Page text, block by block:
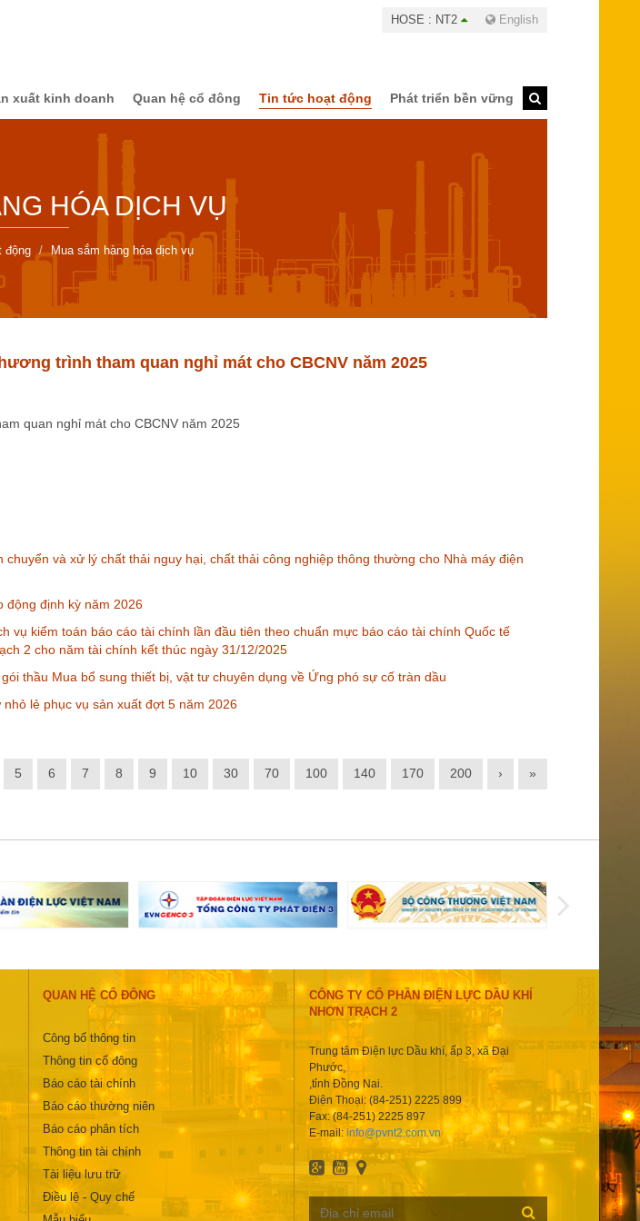
HOSE : NT2 English
xuất kinh doanh Quan hệ cổ đông Tin tức hoạt động Phát triển bền vững
HÓA DỊCH VỤ
động Mua sắm hàng hóa dịch vụ
trình tham quan nghỉ mát cho CBCNV năm 2025
quan nghỉ mát cho CBCNV năm 2025
và xử lý chất thải nguy hại, chất thải công nghiệp thông thường cho Nhà máy điện
động định kỳ năm 2026
vụ kiểm toán báo cáo tài chính lần đầu tiên theo chuẩn mực báo cáo tài chính Quốc tế
2 cho năm tài chính kết thúc ngày 31/12/2025
thầu Mua bổ sung thiết bị, vật tư chuyên dụng về Ứng phó sự cố tràn dầu
lẻ phục vụ sản xuất đợt 5 năm 2026
5 6 7 8 9 10 30 70 100 140 170 200 › »
QUAN HỆ CỔ ĐÔNG
Công bố thông tin
Thông tin cổ đông
Báo cáo tài chính
Báo cáo thường niên
Báo cáo phân tích
Thông tin tài chính
Tài liệu lưu trữ
Điều lệ - Quy chế
CÔNG TY CỔ PHẦN ĐIỆN LỰC DẦU KHÍ
NHƠN TRẠCH 2
Trung tâm Điện lực Dầu khí, ấp 3, xã Đại
Phước,
,tỉnh Đồng Nai.
Điện Thoại: (84-251) 2225 899
Fax: (84-251) 2225 897
E-mail: info@pvnt2.com.vn